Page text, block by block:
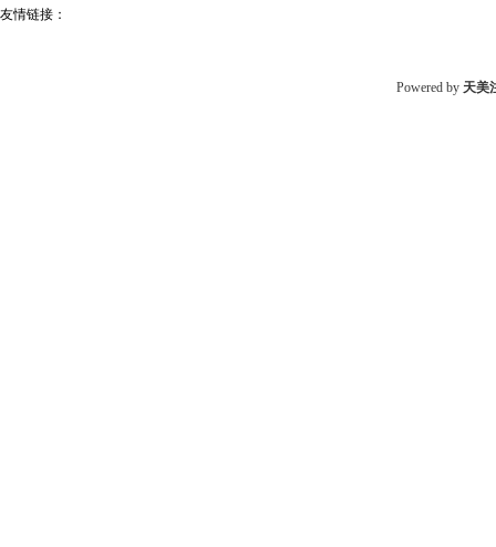
友情链接：
Powered by 天美